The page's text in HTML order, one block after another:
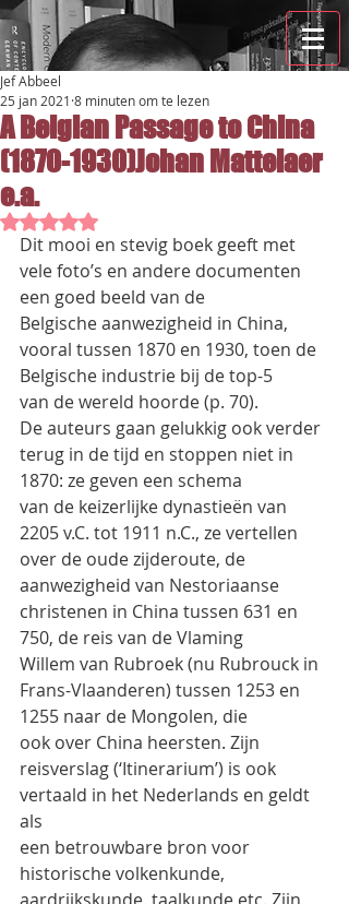
A Belgian Passage to China
(1870-1930)Johan Mattelaer
e.a.
Jef Abbeel
25 jan 2021 8 minuten om te lezen
Beoordeeld met NaN uit 5 sterren.
Dit mooi en stevig boek geeft met
vele foto’s en andere documenten
een goed beeld van de
Belgische aanwezigheid in China,
vooral tussen 1870 en 1930, toen de
Belgische industrie bij de top-5
van de wereld hoorde (p. 70).
De auteurs gaan gelukkig ook verder
terug in de tijd en stoppen niet in
1870: ze geven een schema
van de keizerlijke dynastieën van
2205 v.C. tot 1911 n.C., ze vertellen
over de oude zijderoute, de
aanwezigheid van Nestoriaanse
christenen in China tussen 631 en
750, de reis van de Vlaming
Willem van Rubroek (nu Rubrouck in
Frans-Vlaanderen) tussen 1253 en
1255 naar de Mongolen, die
ook over China heersten. Zijn
reisverslag (‘Itinerarium’) is ook
vertaald in het Nederlands en geldt
als
een betrouwbare bron voor
historische volkenkunde,